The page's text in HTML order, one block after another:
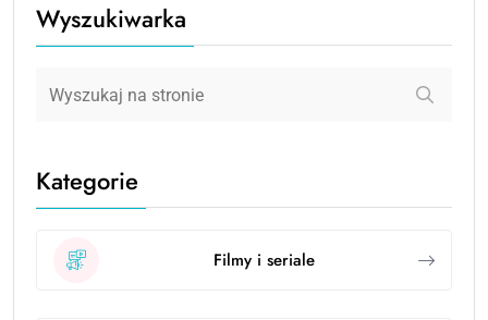
Wyszukiwarka
Kategorie
Filmy i seriale